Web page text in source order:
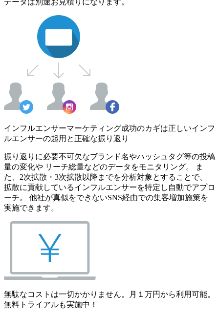
データは別途お見積りになります。
インフルエンサーマーケティング成功のカギは正しいインフ
ルエンサーの起用と正確な振り返り
振り返りに必要不可欠なブランド名やハッシュタグ等の投稿
量の変化や リーチ総量などのデータをモニタリング。 ま
た、2次拡散・3次拡散以降までを分析対象とすることで、
拡散に貢献しているインフルエンサーを特定し自動でアプロ
ーチ。 他社が真似をできないSNS経由での集客増加施策を
実施できます。
無駄なコストは一切かかりません。月１万円から利用可能。
無料トライアルも実施中！